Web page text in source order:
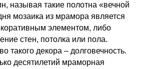
называя такие полотна «вечной
мозаика из мрамора является
элементом, либо
стен, потолка или пола.
такого декора – долговечность.
десятилетий мраморная